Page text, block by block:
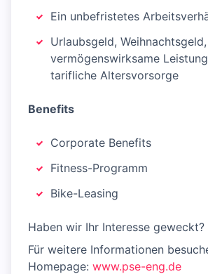
Ein unbefristetes
Urlaubsgeld, Weihnachtsgeld,
vermögenswirksame
tarifliche Altersvorsorge
Benefits
Corporate Benefits
Fitness-Programm
Bike-Leasing
Haben wir Ihr Interesse geweckt?
Für weitere Informationen
Homepage: www.pse-eng.de